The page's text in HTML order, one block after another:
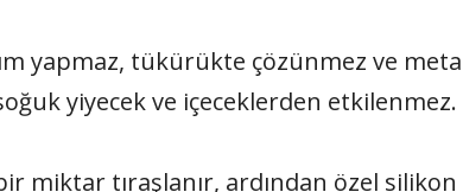
yapmaz, tükürükte çözünmez ve
yiyecek ve içeceklerden etkilenmez.
tıraşlanır, ardından özel